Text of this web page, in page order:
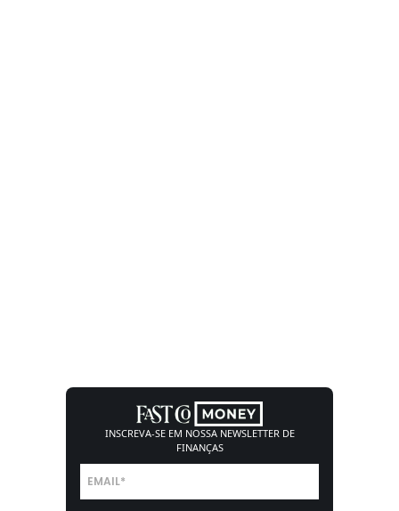
INSCREVA-SE EM NOSSA NEWSLETTER DE
FINANÇAS